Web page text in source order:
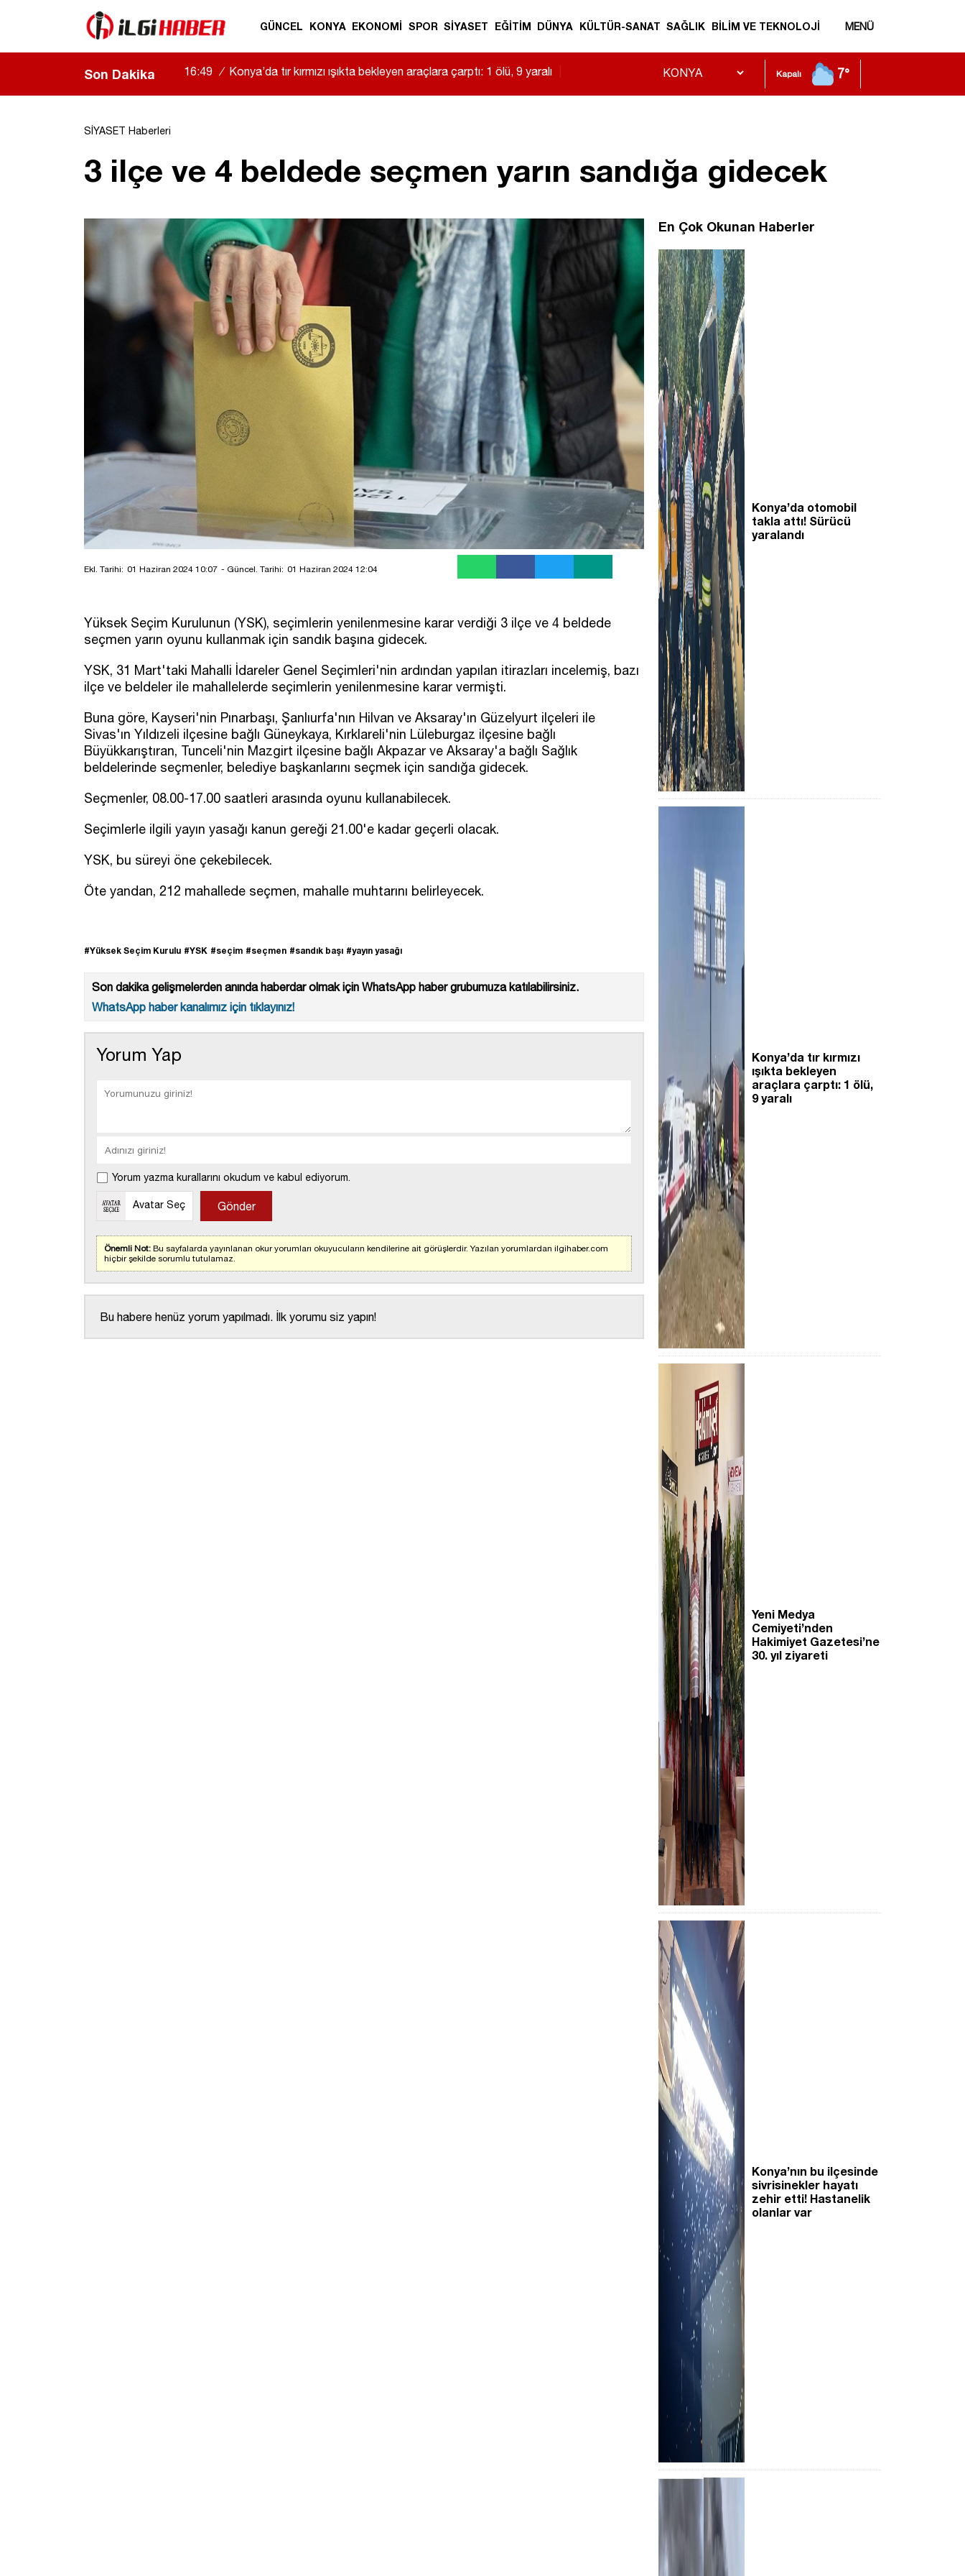
GÜNCEL KONYA EKONOMİ SPOR SİYASET EĞİTİM DÜNYA KÜLTÜR-SANAT SAĞLIK BİLİM VE TEKNOLOJİ MENÜ
Son Dakika 16:49 / Konya’da tır kırmızı ışıkta bekleyen araçlara çarptı: 1 ölü, 9 yaralı Kapalı 7°
SİYASET Haberleri
3 ilçe ve 4 beldede seçmen yarın sandığa gidecek
Ekl. Tarihi: 01 Haziran 2024 10:07 - Güncel. Tarihi: 01 Haziran 2024 12:04
Yüksek Seçim Kurulunun (YSK), seçimlerin yenilenmesine karar verdiği 3 ilçe ve 4 beldede
seçmen yarın oyunu kullanmak için sandık başına gidecek.
YSK, 31 Mart'taki Mahalli İdareler Genel Seçimleri'nin ardından yapılan itirazları incelemiş, bazı
ilçe ve beldeler ile mahallelerde seçimlerin yenilenmesine karar vermişti.
Buna göre, Kayseri'nin Pınarbaşı, Şanlıurfa'nın Hilvan ve Aksaray'ın Güzelyurt ilçeleri ile
Sivas'ın Yıldızeli ilçesine bağlı Güneykaya, Kırklareli'nin Lüleburgaz ilçesine bağlı
Büyükkarıştıran, Tunceli'nin Mazgirt ilçesine bağlı Akpazar ve Aksaray'a bağlı Sağlık
beldelerinde seçmenler, belediye başkanlarını seçmek için sandığa gidecek.
Seçmenler, 08.00-17.00 saatleri arasında oyunu kullanabilecek.
Seçimlerle ilgili yayın yasağı kanun gereği 21.00'e kadar geçerli olacak.
YSK, bu süreyi öne çekebilecek.
Öte yandan, 212 mahallede seçmen, mahalle muhtarını belirleyecek.
#Yüksek Seçim Kurulu #YSK #seçim #seçmen #sandık başı #yayın yasağı
Son dakika gelişmelerden anında haberdar olmak için WhatsApp haber grubumuza katılabilirsiniz.
WhatsApp haber kanalımız için tıklayınız!
Yorum Yap
Yorum yazma kurallarını okudum ve kabul ediyorum.
Avatar Seç
Önemli Not: Bu sayfalarda yayınlanan okur yorumları okuyucuların kendilerine ait görüşlerdir. Yazılan yorumlardan ilgihaber.com
hiçbir şekilde sorumlu tutulamaz.
Bu habere henüz yorum yapılmadı. İlk yorumu siz yapın!
En Çok Okunan Haberler
Konya’da otomobil
takla attı! Sürücü
yaralandı
Konya’da tır kırmızı
ışıkta bekleyen
araçlara çarptı: 1 ölü,
9 yaralı
Yeni Medya
Cemiyeti’nden
Hakimiyet Gazetesi’ne
30. yıl ziyareti
Konya’nın bu ilçesinde
sivrisinekler hayatı
zehir etti! Hastanelik
olanlar var